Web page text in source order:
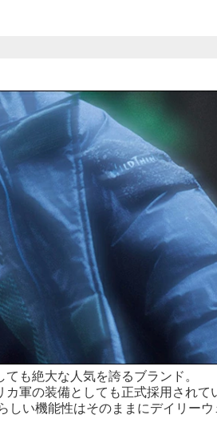
も絶大な人気を誇るブランド。
軍の装備としても正式採用されて
い機能性はそのままにデイリー